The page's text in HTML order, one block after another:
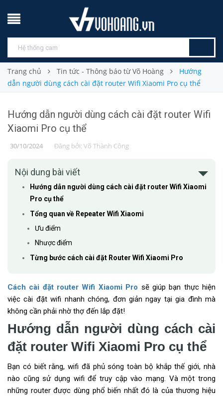
Trang chủ Tin tức - Thông báo từ Võ Hoàng
Hướng
dẫn người dùng cách cài đặt router Wifi Xiaomi Pro cụ thể
Hướng dẫn người dùng cách cài đặt router Wifi
Xiaomi Pro cụ thể
30/10/2024 Đăng bởi: Võ Thành Công
Nội dung bài viết
Hướng dẫn người dùng cách cài đặt router Wifi Xiaomi
Pro cụ thể
Tổng quan về Repeater Wifi Xiaomi
Ưu điểm
Nhược điểm
Từng bước cách cài đặt Router Wifi Xiaomi Pro
Cách cài đặt router Wifi Xiaomi Pro sẽ giúp bạn thực hiện
việc cài đặt wifi nhanh chóng, đơn giản ngay tại gia đình mà
không cần phải nhờ thợ đến lắp đặt!
Hướng dẫn người dùng cách cài
đặt router Wifi Xiaomi Pro cụ thể
Bạn có biết rằng, wifi đã phủ sóng toàn bộ khắp thế giới, nhà
nào cũng sử dụng wifi để truy cập vào mạng. Và một trong
những router được dùng phổ biến nhất đó là của thương hiệu